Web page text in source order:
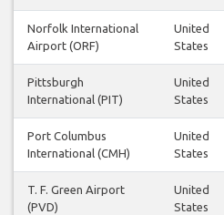
Norfolk International
Airport (ORF)
United
States
Pittsburgh
International (PIT)
United
States
Port Columbus
International (CMH)
United
States
T. F. Green Airport
(PVD)
United
States